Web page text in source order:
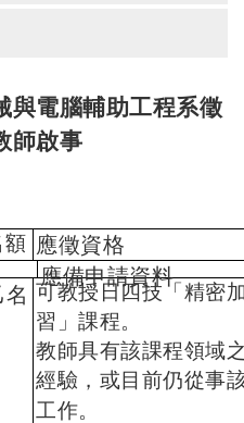
與電腦輔助工程系徵
師啟事
額 應徵資格
應備申請資料
名 可教授日四技「精密
習」課程。
教師具有該課程領域
經驗，或目前仍從事
工作。